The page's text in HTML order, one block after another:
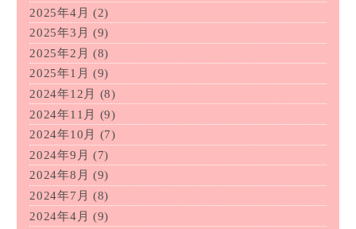
2025年4月 (2)
2025年3月 (9)
2025年2月 (8)
2025年1月 (9)
2024年12月
(8)
2024年11月
(9)
2024年10月
(7)
2024年9月 (7)
2024年8月 (9)
2024年7月 (8)
2024年4月 (9)